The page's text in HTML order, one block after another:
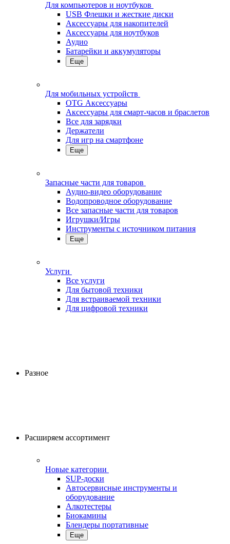
Для компьютеров и ноутбуков
USB Флешки и жесткие диски
Аксессуары для накопителей
Аксессуары для ноутбуков
Аудио
Батарейки и аккумуляторы
Еще
Для мобильных устройств
OTG Аксессуары
Аксессуары для смарт-часов и браслетов
Все для зарядки
Держатели
Для игр на смартфоне
Еще
Запасные части для товаров
Аудио-видео оборудование
Водопроводное оборудование
Все запасные части для товаров
Игрушки/Игры
Инструменты с источником питания
Еще
Услуги
Все услуги
Для бытовой техники
Для встраиваемой техники
Для цифровой техники
Разное
Расширяем ассортимент
Новые категории
SUP-доски
Автосервисные инструменты и
оборудование
Алкотестеры
Биокамины
Блендеры портативные
Еще